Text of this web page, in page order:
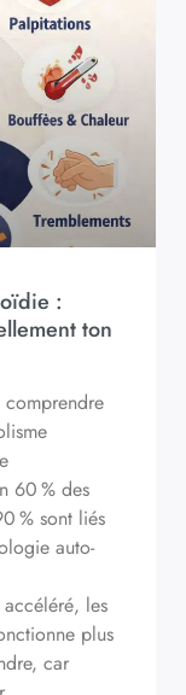
:
ton
comprendre
60 % des
% sont liés
auto-
les
plus
car